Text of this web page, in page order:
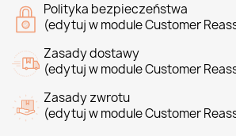
Polityka bezpieczeństwa
(edytuj w module Customer
Zasady dostawy
(edytuj w module Customer
Zasady zwrotu
(edytuj w module Customer